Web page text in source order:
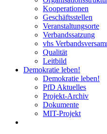
Kooperationen
Geschäftsstellen
Veranstaltungsorte
Verbandssatzung
vhs
Qualität
Leitbild
Demokratie leben!
Demokratie leben!
PfD Aktuelles
Projekt-Archiv
Dokumente
MIT-Projekt